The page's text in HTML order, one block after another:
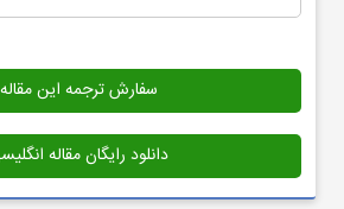
سفارش ترجمه این مقاله
دانلود رایگان مقاله